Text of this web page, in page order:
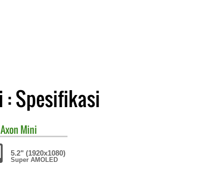
: Spesifikasi
Axon Mini
5.2" (1920x1080)
Super AMOLED